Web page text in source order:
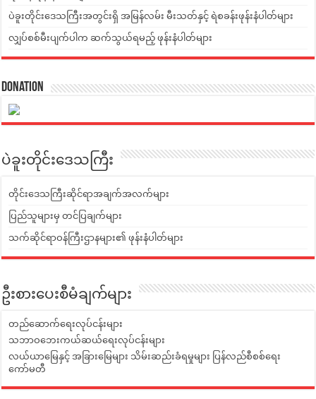
ပဲခူးတိုင်းဒေသကြီးအတွင်းရှိ အမြန်လမ်း မီးသတ်နှင့် ရဲစခန်းဖုန်းနံပါတ်များ
လျှပ်စစ်မီးပျက်ပါက ဆက်သွယ်ရမည့် ဖုန်းနံပါတ်များ
Donation
ပဲခူးတိုင်းဒေသကြီး
တိုင်းဒေသကြီးဆိုင်ရာအချက်အလက်များ
ပြည်သူများမှ တင်ပြချက်များ
သက်ဆိုင်ရာဝန်ကြီးဌာနများ၏ ဖုန်းနံပါတ်များ
ဦးစားပေးစီမံချက်များ
တည်ဆောက်ရေးလုပ်ငန်းများ
သဘာဝဘေးကယ်ဆယ်ရေးလုပ်ငန်းများ
လယ်ယာမြေနှင့် အခြားမြေများ သိမ်းဆည်းခံရမှုများ ပြန်လည်စီစစ်ရေး
ကော်မတီ